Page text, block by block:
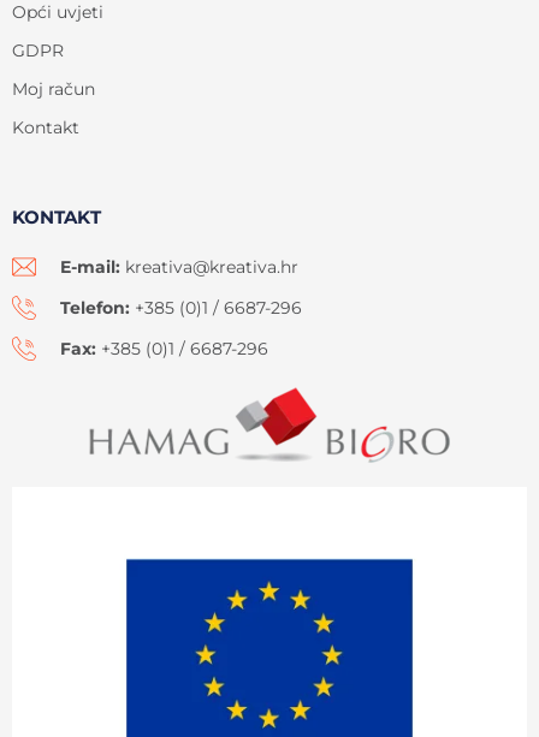
Opći uvjeti
GDPR
Moj račun
Kontakt
KONTAKT
E-mail: kreativa@kreativa.hr
Telefon: +385 (0)1 / 6687-296
Fax: +385 (0)1 / 6687-296